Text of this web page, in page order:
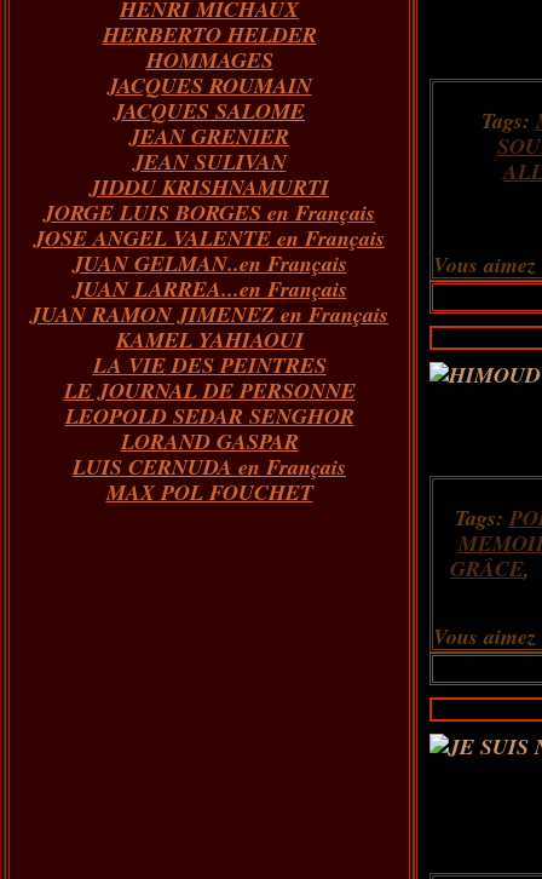
HENRI MICHAUX
HERBERTO HELDER
HOMMAGES
JACQUES ROUMAIN
JACQUES SALOME
JEAN GRENIER
JEAN SULIVAN
JIDDU KRISHNAMURTI
JORGE LUIS BORGES en Français
JOSE ANGEL VALENTE en Français
JUAN GELMAN..en Français
JUAN LARREA...en Français
JUAN RAMON JIMENEZ en Français
KAMEL YAHIAOUI
LA VIE DES PEINTRES
LE JOURNAL DE PERSONNE
LEOPOLD SEDAR SENGHOR
LORAND GASPAR
LUIS CERNUDA en Français
MAX POL FOUCHET
Tags:
Vous aimez
Tags:
GRÂCE,
Vous aimez